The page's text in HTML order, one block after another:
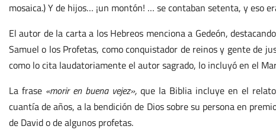
mosaica.) Y de hijos… ¡un montón! … se contaban setenta, y eso
El autor de la carta a los Hebreos menciona a Gedeón,
Samuel o los Profetas, como conquistador de reinos y gente de
como lo cita laudatoriamente el autor sagrado, lo incluyó en el
La frase «morir en buena vejez»,que la Biblia incluye en el
cuantía de años, a la bendición de Dios sobre su persona en
de David o de algunos profetas.